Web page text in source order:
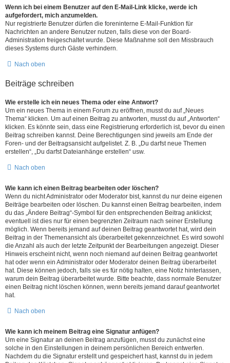
Wenn ich bei einem Benutzer auf den E-Mail-Link klicke, werde ich
aufgefordert, mich anzumelden.
Nur registrierte Benutzer dürfen die foreninterne E-Mail-Funktion für
Nachrichten an andere Benutzer nutzen, falls diese von der Board-
Administration freigeschaltet wurde. Diese Maßnahme soll den Missbrauch
dieses Systems durch Gäste verhindern.
Nach oben
Beiträge schreiben
Wie erstelle ich ein neues Thema oder eine Antwort?
Um ein neues Thema in einem Forum zu eröffnen, musst du auf „Neues
Thema“ klicken. Um auf einen Beitrag zu antworten, musst du auf „Antworten“
klicken. Es könnte sein, dass eine Registrierung erforderlich ist, bevor du einen
Beitrag schreiben kannst. Deine Berechtigungen sind jeweils am Ende der
Foren- und der Beitragsansicht aufgelistet. Z. B. „Du darfst neue Themen
erstellen“, „Du darfst Dateianhänge erstellen“ usw.
Nach oben
Wie kann ich einen Beitrag bearbeiten oder löschen?
Wenn du nicht Administrator oder Moderator bist, kannst du nur deine eigenen
Beiträge bearbeiten oder löschen. Du kannst einen Beitrag bearbeiten, indem
du das „Ändere Beitrag“-Symbol für den entsprechenden Beitrag anklickst;
eventuell ist dies nur für einen begrenzten Zeitraum nach seiner Erstellung
möglich. Wenn bereits jemand auf deinen Beitrag geantwortet hat, wird dein
Beitrag in der Themenansicht als überarbeitet gekennzeichnet. Es wird sowohl
die Anzahl als auch der letzte Zeitpunkt der Bearbeitungen angezeigt. Dieser
Hinweis erscheint nicht, wenn noch niemand auf deinen Beitrag geantwortet
hat oder wenn ein Administrator oder Moderator deinen Beitrag überarbeitet
hat. Diese können jedoch, falls sie es für nötig halten, eine Notiz hinterlassen,
warum dein Beitrag überarbeitet wurde. Bitte beachte, dass normale Benutzer
einen Beitrag nicht löschen können, wenn bereits jemand darauf geantwortet
hat.
Nach oben
Wie kann ich meinem Beitrag eine Signatur anfügen?
Um eine Signatur an deinen Beitrag anzufügen, musst du zunächst eine
solche in den Einstellungen in deinem persönlichen Bereich entwerfen.
Nachdem du die Signatur erstellt und gespeichert hast, kannst du in jedem